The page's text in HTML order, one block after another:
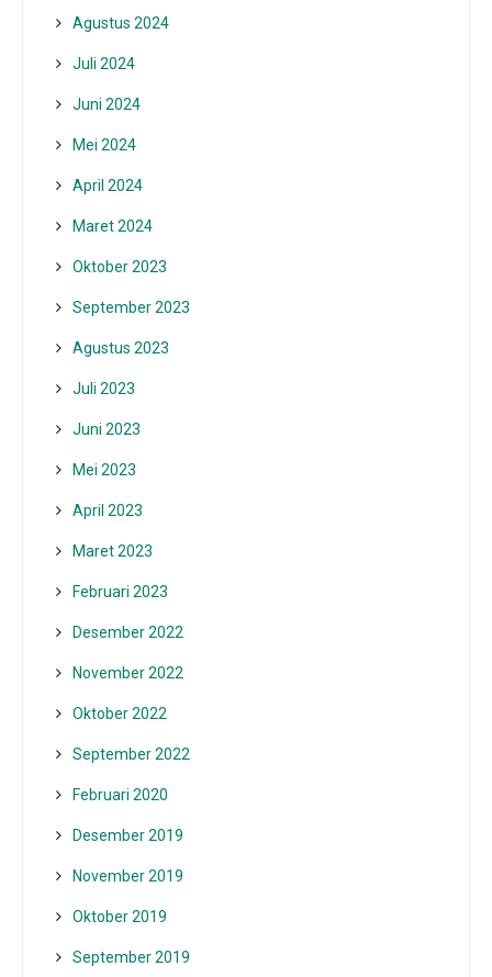
Agustus 2024
Juli 2024
Juni 2024
Mei 2024
April 2024
Maret 2024
Oktober 2023
September 2023
Agustus 2023
Juli 2023
Juni 2023
Mei 2023
April 2023
Maret 2023
Februari 2023
Desember 2022
November 2022
Oktober 2022
September 2022
Februari 2020
Desember 2019
November 2019
Oktober 2019
September 2019